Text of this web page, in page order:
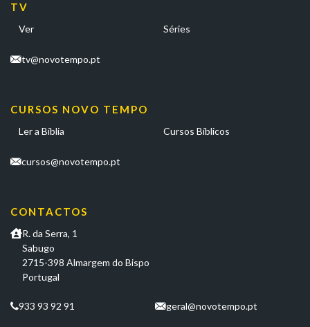
TV
Ver Séries
tv@novotempo.pt
CURSOS NOVO TEMPO
Ler a Bíblia Cursos Bíblicos
cursos@novotempo.pt
CONTACTOS
R. da Serra, 1
Sabugo
2715-398 Almargem do Bispo
Portugal
933 93 92 91 geral@novotempo.pt